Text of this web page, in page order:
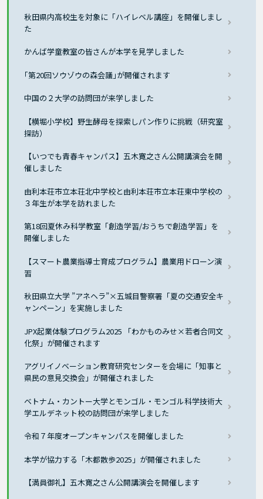
秋田県内高校生を対象に「ハイレベル講座」を開催しまし
た
かんば学童教室の皆さんが本学を見学しました
｢第20回ソウゾウの森会議｣が開催されます
中国の２大学の訪問団が来学しました
【横堀小学校】野生酵母を探索しパン作りに挑戦（研究室
探訪）
【いつでも青春キャンパス】五木寛之さん公開講演会を開
催しました
由利本荘市立本荘北中学校と由利本荘市立本荘東中学校の
３年生が本学を訪れました
第18回夏休み科学教室「創造学習/おうちで創造学習」を
開催しました
【スマート農業指導士育成プログラム】農業用ドローン演
習
秋田県立大学 ”アネヘラ”×五城目警察署「夏の交通安全キ
ャンペーン」を実施しました
JPX起業体験プログラム2025 「わかものみせ×若者合同文
化祭」が開催されます
アグリイノベーション教育研究センターを会場に「知事と
県民の意見交換会」が開催されました
ベトナム・カントー大学とモンゴル・モンゴル科学技術大
学エルデネット校の訪問団が来学しました
令和７年度オープンキャンパスを開催しました
本学が協力する「木都散歩2025」が開催されました
【満員御礼】五木寛之さん公開講演会を開催します